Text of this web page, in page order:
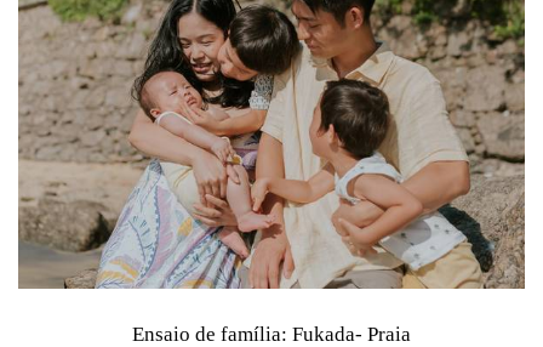
Ensaio de família: Fukada- Praia